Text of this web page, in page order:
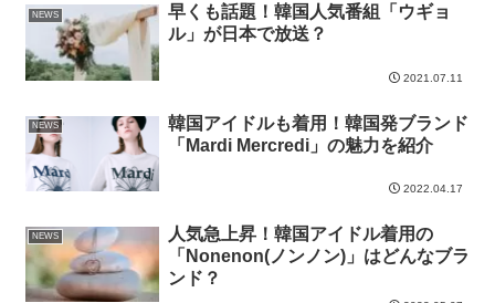
NEWS
早くも話題！韓国人気番組「ウギョ
ル」が日本で放送？
2021.07.11
NEWS
韓国アイドルも着用！韓国発ブランド
「Mardi Mercredi」の魅力を紹介
2022.04.17
NEWS
人気急上昇！韓国アイドル着用の
「Nonenon(ノンノン)」はどんなブラ
ンド？